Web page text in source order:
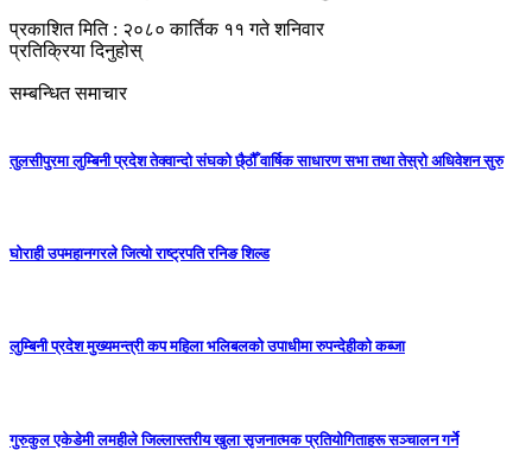
प्रकाशित मिति : २०८० कार्तिक ११ गते शनिवार
प्रतिक्रिया दिनुहोस्
सम्बन्धित समाचार
तुलसीपुरमा लुम्बिनी प्रदेश तेक्वान्दो संघको छै्ठौँ वार्षिक साधारण सभा तथा तेस्रो अधिवेशन सुरु
घोराही उपमहानगरले जित्यो राष्ट्रपति रनिङ शिल्ड
लुम्बिनी प्रदेश मुख्यमन्त्री कप महिला भलिबलकाे उपाधीमा रुपन्देहीकाे कब्जा
गुरुकुल एकेडेमी लमहीले जिल्लास्तरीय खुला सृजनात्मक प्रतियोगिताहरू सञ्चालन गर्ने